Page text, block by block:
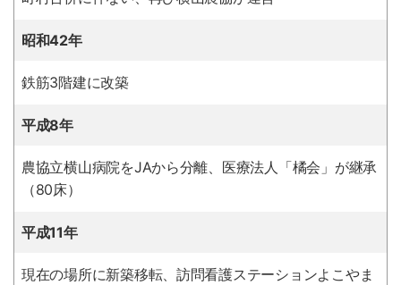
昭和42年
鉄筋3階建に改築
平成8年
農協立横山病院をJAから分離、医療法人「橘会」が継承
（80床）
平成11年
現在の場所に新築移転、訪問看護ステーションよこやま